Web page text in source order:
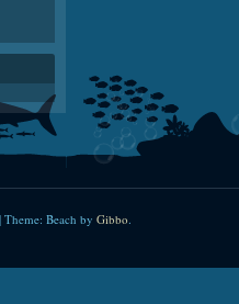
| Theme: Beach by Gibbo.